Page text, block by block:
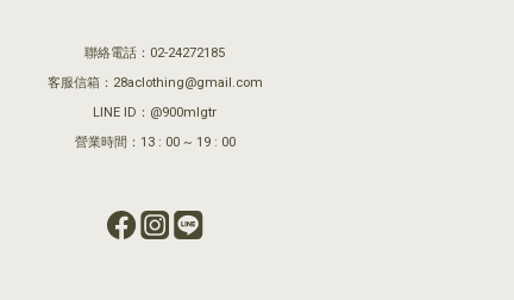
聯絡電話：02-24272185
客服信箱：28aclothing@gmail.com
LINE ID：@900mlgtr
營業時間：13 : 00 ~ 19 : 00